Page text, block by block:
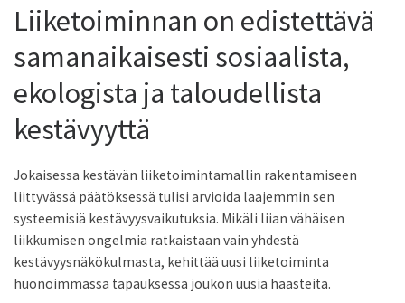
Liiketoiminnan on edistettävä
samanaikaisesti sosiaalista,
ekologista ja taloudellista
kestävyyttä
Jokaisessa kestävän liiketoimintamallin rakentamiseen
liittyvässä päätöksessä tulisi arvioida laajemmin sen
systeemisiä kestävyysvaikutuksia. Mikäli liian vähäisen
liikkumisen on­gelmia ratkaistaan vain yhdestä
kestävyysnäkökulmasta, kehittää uusi liiketoiminta
huonoimmassa tapauksessa joukon uusia haastei­ta.